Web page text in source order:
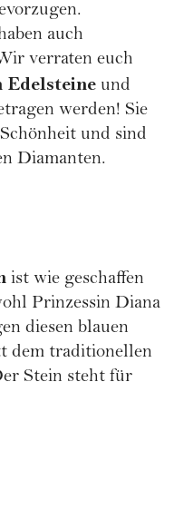
auch
verraten euch
Edelsteine und
werden! Sie
und sind
Diamanten.
ist wie geschaffen
Prinzessin Diana
diesen blauen
dem traditionellen
Stein steht für